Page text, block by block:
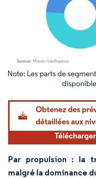
Image © Mordor Intelligence.
Par propulsion : la
malgré la dominance